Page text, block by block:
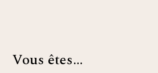
Vous êtes…